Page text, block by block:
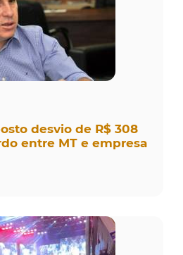
desvio de R$ 308
entre MT e empresa